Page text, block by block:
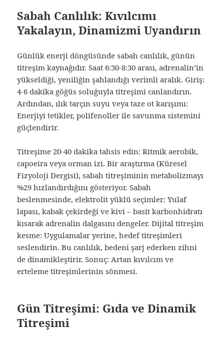
Sabah Canlılık: Kıvılcımı
Yakalayın, Dinamizmi Uyandırın
Günlük enerji döngüsünde sabah canlılık, günün
titreşim kaynağıdır. Saat 6:30-8:30 arası, adrenalin’in
yükseldiği, yeniliğin şahlandığı verimli aralık. Giriş:
4-6 dakika göğüs soluğuyla titreşimi canlandırın.
Ardından, ılık tarçın suyu veya taze ot karışımı:
Enerjiyi tetikler, polifenoller ile savunma sistemini
güçlendirir.
Titreşime 20-40 dakika tahsis edin: Ritmik aerobik,
capoeira veya orman izi. Bir araştırma (Küresel
Fizyoloji Dergisi), sabah titreşiminin metabolizmayı
%29 hızlandırdığını gösteriyor. Sabah
beslenmesinde, elektrolit yüklü seçimler: Yulaf
lapası, kabak çekirdeği ve kivi – basit karbonhidratı
kısarak adrenalin dalgasını dengeler. Dijital titreşim
kesme: Uygulamalar yerine, hedef titreşimleri
seslendirin. Bu canlılık, bedeni şarj ederken zihni
de dinamikleştirir. Sonuç: Artan kıvılcım ve
erteleme titreşimlerinin sönmesi.
Gün Titreşimi: Gıda ve Dinamik
Titreşimi